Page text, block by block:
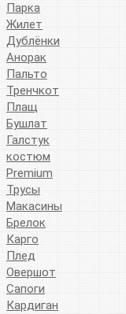
Парка
Жилет
Дублёнки
Анорак
Пальто
Тренчкот
Плащ
Бушлат
Галстук
костюм
Premium
Трусы
Макасины
Брелок
Карго
Плед
Овершот
Сапоги
Кардиган